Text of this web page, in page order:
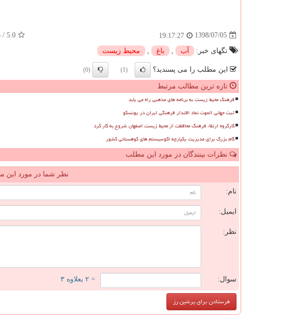
1398/07/05
19:17:27
5.0
/
تگهای خبر: آب باغ محیط زیست
این مطلب را می پسندید؟ (1)
(0)
تازه ترین مطالب مرتبط
فرهنگ محیط زیست به برنامه های مذهبی راه می یابد
ثبت جهانی الموت نماد اقتدار فرهنگی ایران در یونسکو
کارگروه ارتقاء فرهنگ محافظت از محیط زیست اصفهان شروع به کار کرد
گام بزرگ برای مدیریت یکپارچه اکوسیستم های کوهستانی کشور
نظرات بینندگان در مورد این مطلب
نظر شما در مورد این
نام:
ایمیل:
نظر:
سوال: = ۲ بعلاوه ۳